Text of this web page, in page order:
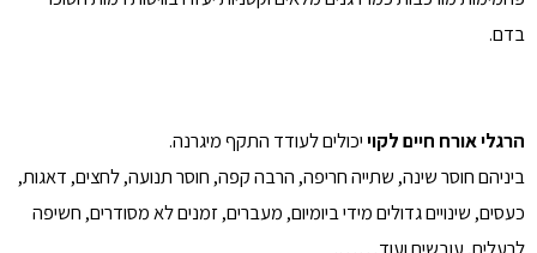
בדם.
הרגלי אורח חיים לקוייכולים לעודד התקף מיגרנה.
ביניהם חוסר שינה, שתייה חריפה, הרבה קפה, חוסר תנועה, לחצים, דאגות,
כעסים, שינויים גדולים מידי ביומיום, מעברים, זמנים לא מסודרים, חשיפה